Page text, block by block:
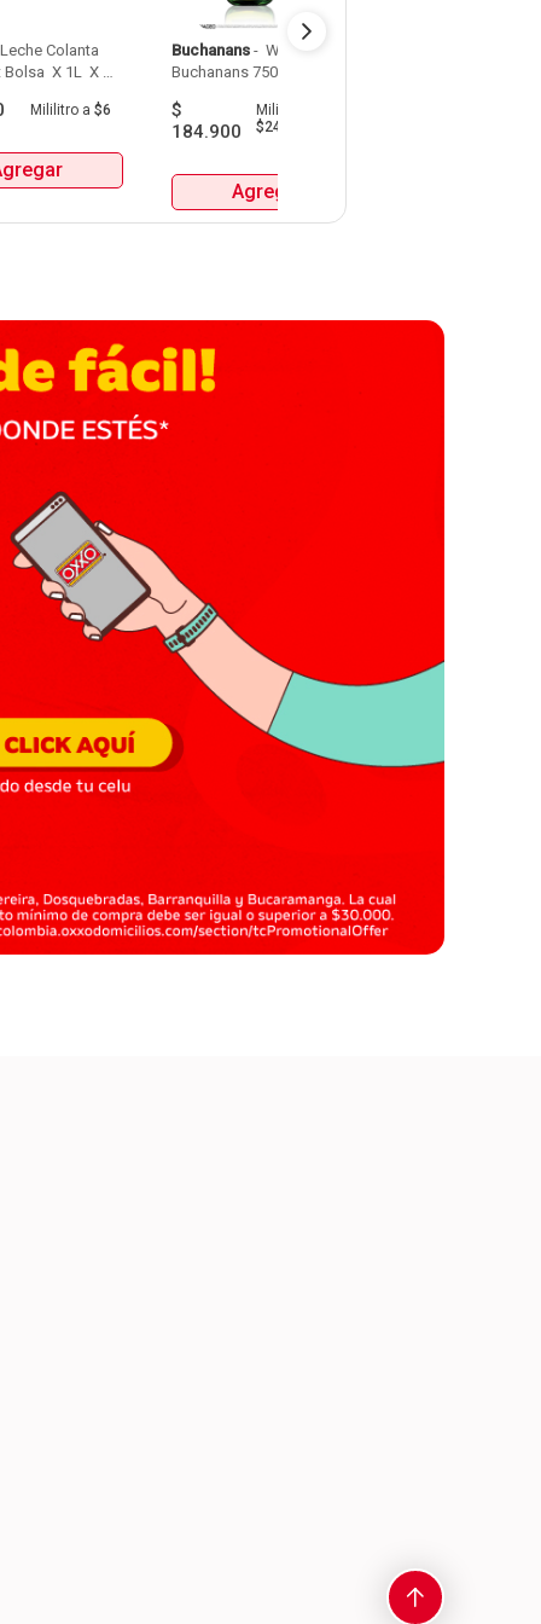
Leche Colanta
Bolsa  X 1L  X
Mililitro a$6
Buchanans - Whisky
$
184.900
Mililitro
$247
Agregar